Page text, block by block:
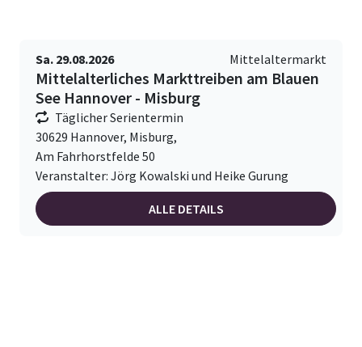
Sa. 29.08.2026 Mittelaltermarkt
Mittelalterliches Markttreiben am Blauen
See Hannover - Misburg
Täglicher Serientermin
30629 Hannover, Misburg,
Am Fahrhorstfelde 50
Veranstalter: Jörg Kowalski und Heike Gurung
ALLE DETAILS